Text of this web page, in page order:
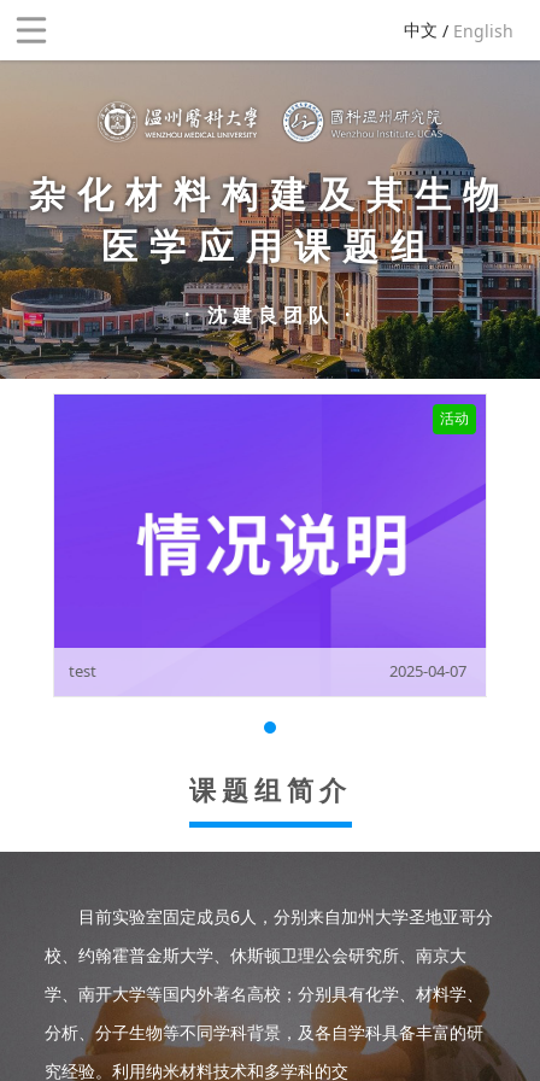
杂化材料构建及其生物
医学应用课题组
· 沈建良团队 ·
活动
test 2025-04-07
课题组简介
目前实验室固定成员6人，分别来自加州大学圣地亚哥分
校、约翰霍普金斯大学、休斯顿卫理公会研究所、南京大
学、南开大学等国内外著名高校；分别具有化学、材料学、
分析、分子生物等不同学科背景，及各自学科具备丰富的研
究经验。利用纳米材料技术和多学科的交
中文 / English